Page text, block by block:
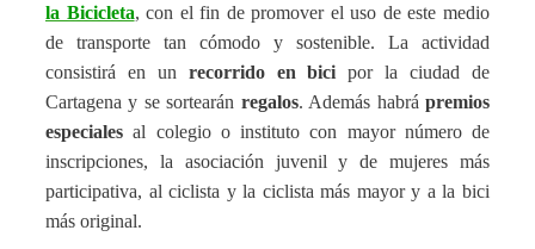
la Bicicleta, con el fin de promover el uso de este medio
de transporte tan cómodo y sostenible. La actividad
consistirá en un recorrido en bici por la ciudad de
Cartagena y se sortearán regalos. Además habrápremios
especiales al colegio o instituto con mayor número de
inscripciones, la asociación juvenil y de mujeres más
participativa, al ciclista y la ciclista más mayor y a la bici
más original.